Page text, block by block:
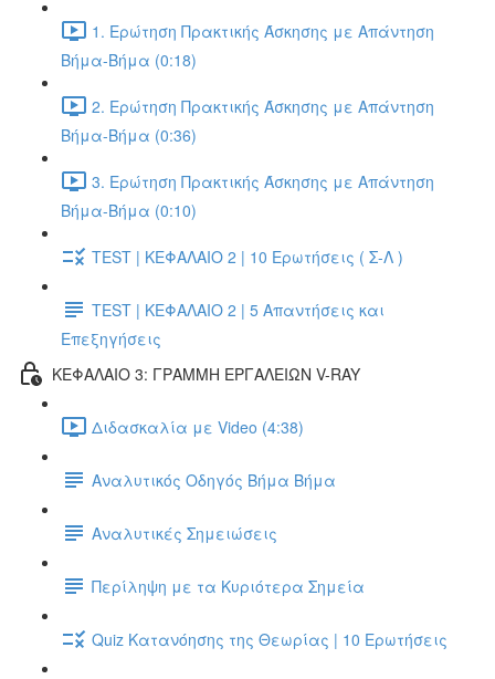
1. Ερώτηση Πρακτικής Άσκησης με Απάντηση
Βήμα-Βήμα (0:18)
2. Ερώτηση Πρακτικής Άσκησης με Απάντηση
Βήμα-Βήμα (0:36)
3. Ερώτηση Πρακτικής Άσκησης με Απάντηση
Βήμα-Βήμα (0:10)
TEST | ΚΕΦΑΛΑΙΟ 2 | 10 Ερωτήσεις ( Σ-Λ )
TEST | ΚΕΦΑΛΑΙΟ 2 | 5 Απαντήσεις και
Επεξηγήσεις
ΚΕΦΑΛΑΙΟ 3: ΓΡΑΜΜΗ ΕΡΓΑΛΕΙΩΝ V-RAY
Διδασκαλία με Video (4:38)
Αναλυτικός Οδηγός Βήμα Βήμα
Αναλυτικές Σημειώσεις
Περίληψη με τα Κυριότερα Σημεία
Quiz Κατανόησης της Θεωρίας | 10 Ερωτήσεις